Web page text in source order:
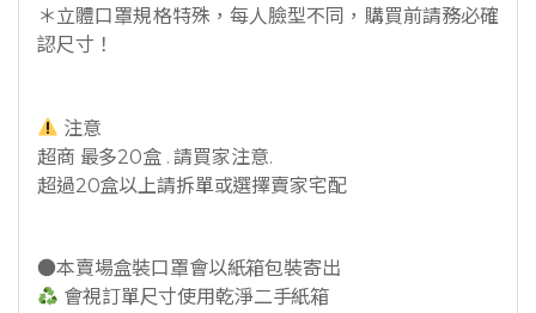
＊立體口罩規格特殊，每人臉型不同，購買前請務必確
認尺寸！
注意
超商 最多20盒 . 請買家注意.
超過20盒以上請拆單或選擇賣家宅配
●本賣場盒裝口罩會以紙箱包裝寄出
會視訂單尺寸使用乾淨二手紙箱